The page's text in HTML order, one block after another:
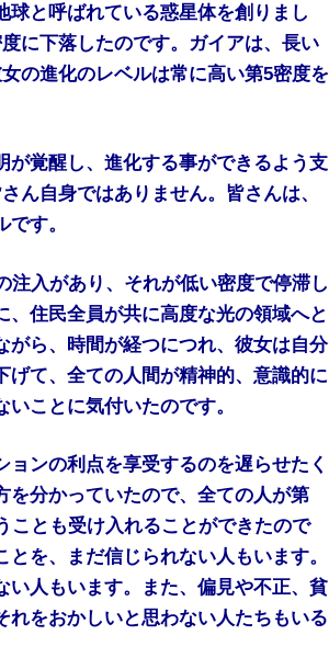
と呼ばれている惑星体を創りまし
に下落したのです。ガイアは、長い
の進化のレベルは常に高い第5密度を
が覚醒し、進化する事ができるよう支
ん自身ではありません。皆さんは、
す。
注入があり、それが低い密度で停滞し
住民全員が共に高度な光の領域へと
ら、時間が経つにつれ、彼女は自分
て、全ての人間が精神的、意識的に
ことに気付いたのです。
ンの利点を享受するのを遅らせたく
を分かっていたので、全ての人が第
ことも受け入れることができたので
を、まだ信じられない人もいます。
人もいます。また、偏見や不正、貧
をおかしいと思わない人たちもいる